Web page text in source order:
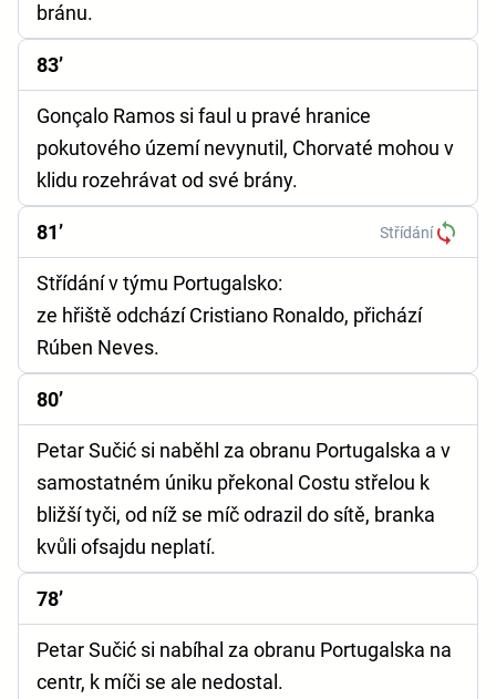
bránu.
83’
Gonçalo Ramos si faul u pravé hranice
pokutového území nevynutil, Chorvaté mohou v
klidu rozehrávat od své brány.
81’ Střídání
Střídání v týmu Portugalsko:
ze hřiště odchází Cristiano Ronaldo, přichází
Rúben Neves.
80’
Petar Sučić si naběhl za obranu Portugalska a v
samostatném úniku překonal Costu střelou k
bližší tyči, od níž se míč odrazil do sítě, branka
kvůli ofsajdu neplatí.
78’
Petar Sučić si nabíhal za obranu Portugalska na
centr, k míči se ale nedostal.